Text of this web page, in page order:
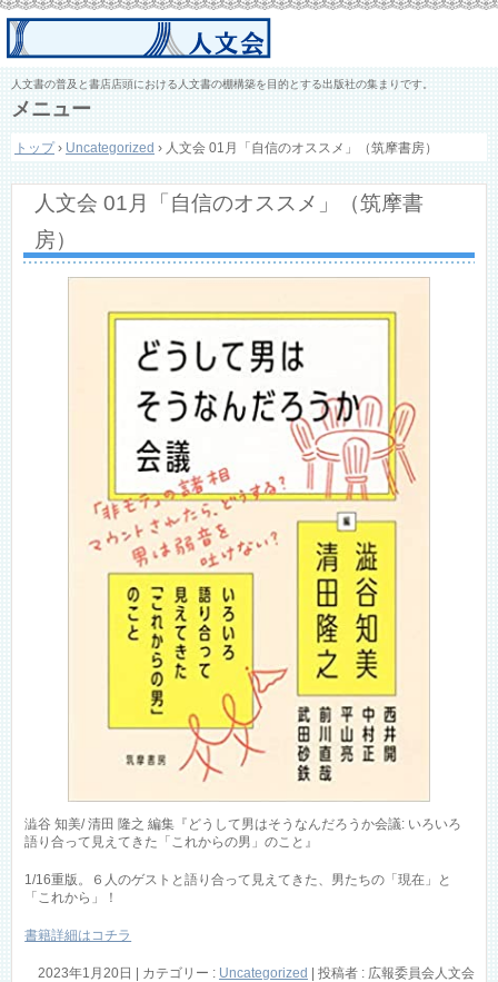
人文書の普及と書店店頭における人文書の棚構築を目的とする出版社の集まりです。
メニュー
ン
ン
キ
トップ › Uncategorized › 人文会 01月「自信のオススメ」（筑摩書房）
人文会 01月「自信のオススメ」（筑摩書
房）
澁谷 知美/ 清田 隆之 編集『どうして男はそうなんだろうか会議: いろいろ
語り合って見えてきた「これからの男」のこと』
1/16重版。６人のゲストと語り合って見えてきた、男たちの「現在」と
「これから」！
書籍詳細はコチラ
2023年1月20日 | カテゴリー : Uncategorized | 投稿者 : 広報委員会人文会